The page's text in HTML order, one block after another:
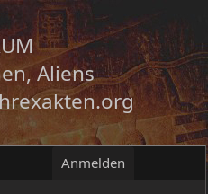
Aliens
Anmelden